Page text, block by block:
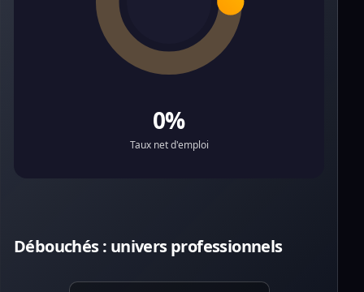
0%
Taux net d'emploi
Débouchés : univers professionnels